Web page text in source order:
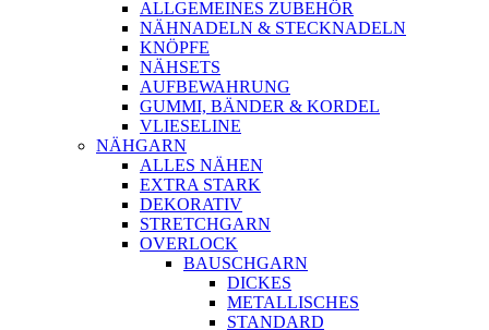
ALLGEMEINES ZUBEHÖR
NÄHNADELN & STECKNADELN
KNÖPFE
NÄHSETS
AUFBEWAHRUNG
GUMMI, BÄNDER & KORDEL
VLIESELINE
NÄHGARN
ALLES NÄHEN
EXTRA STARK
DEKORATIV
STRETCHGARN
OVERLOCK
BAUSCHGARN
DICKES
METALLISCHES
STANDARD